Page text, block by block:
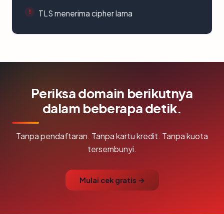
TLS menerima cipher lama
Periksa domain berikutnya
dalam beberapa detik.
Tanpa pendaftaran. Tanpa kartu kredit. Tanpa kuota
tersembunyi.
Mulai cek gratis →